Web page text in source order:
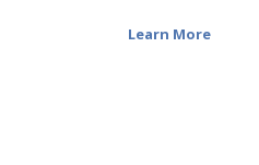
Learn More